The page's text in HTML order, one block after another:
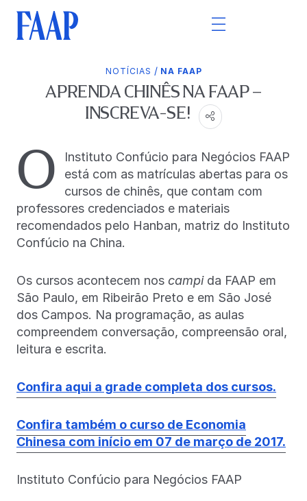
NOTÍCIAS / NA FAAP
APRENDA CHINÊS NA FAAP –
INSCREVA-SE!
O
Instituto Confúcio para Negócios FAAP
está com as matrículas abertas para os
cursos de chinês, que contam com
professores credenciados e materiais
recomendados pelo Hanban, matriz do Instituto
Confúcio na China.
Os cursos acontecem nos campida FAAP em
São Paulo, em Ribeirão Preto e em São José
dos Campos. Na programação, as aulas
compreendem conversação, compreensão oral,
leitura e escrita.
Confira aqui a grade completa dos cursos.
Confira também o curso de Economia
Chinesa com início em 07 de março de 2017.
Instituto Confúcio para Negócios FAAP